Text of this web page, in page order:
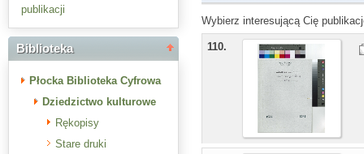
publikacji
Biblioteka
Płocka Biblioteka Cyfrowa
Dziedzictwo kulturowe
Rękopisy
Stare druki
Wybierz interesującą Cię
110.